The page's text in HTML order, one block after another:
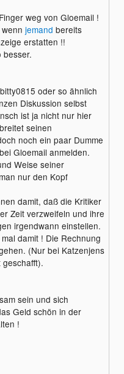
weg von Gloemail !
jemand bereits
erstatten !!
besser.
oder so ähnlich
Diskussion selbst
ist ja nicht nur hier
seinen
noch ein paar Dumme
Gloemail anmelden.
Weise seiner
nur den Kopf
damit, daß die Kritiker
Zeit verzweifeln und ihre
irgendwann einstellen.
damit ! Die Rechnung
(Nur bei Katzenjens
sein und sich
Geld schön in der
!